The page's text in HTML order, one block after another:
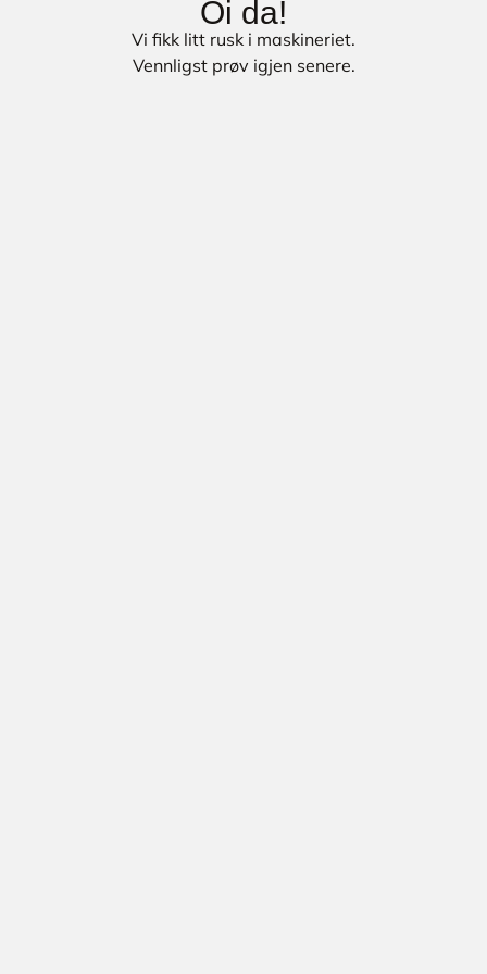
Oi da!
Vi fikk litt rusk i maskineriet.
Vennligst prøv igjen senere.